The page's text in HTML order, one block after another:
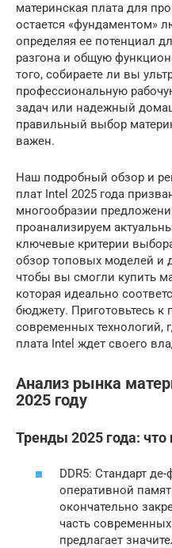
материнская плата для
остается «фундаментом»
определяя ее потенциал
разгона и общую
того, собираете ли вы
профессиональную
задач или надежный
правильный выбор
важен.
Наш подробный обзор и
плат Intel 2025 года
многообразии
проанализируем
ключевые критерии
обзор топовых моделей и
чтобы вы смогли купить
которая идеально
бюджету. Приготовьтесь
современных технологий,
плата Intel ждет своего
Анализ рынка
2025 году
Тренды 2025 года: что
DDR5: Стандарт
оперативной
окончательно
часть
предлагает